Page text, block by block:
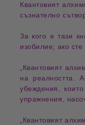
Квантовият
съзнателно
За кого е тази
изобилие; ако
„Квантовият
на реалността
.
убеждения,
упражнения,
„Квантовият